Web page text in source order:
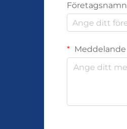
Företagsnamn
Meddelande